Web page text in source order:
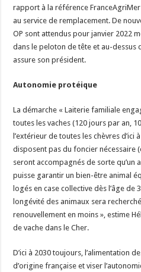
rapport à la référence
au service de remplacement. De
OP sont attendus pour janvier 2022
dans le peloton de tête et au-dessus
assure son président.
Autonomie protéique
La démarche « Laiterie familiale
toutes les vaches (120 jours par an,
l’extérieur de toutes les chèvres d’ici
disposent pas du foncier nécessaire
seront accompagnés de sorte qu’un
puisse garantir un bien-être animal
logés en case collective dès l’âge de
longévité des animaux sera
renouvellement en moins », estime
de vache dans le Cher.
D’ici à 2030 toujours, l’alimentation
d’origine française et viser